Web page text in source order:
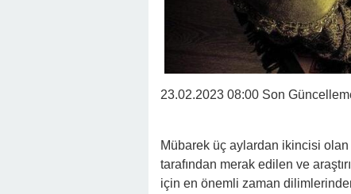
23.02.2023 08:00 Son
Mübarek üç aylardan ikincisi olan
tarafından merak edilen ve
için en önemli zaman